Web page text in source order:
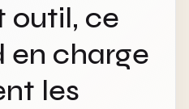
outil, ce
en charge
les